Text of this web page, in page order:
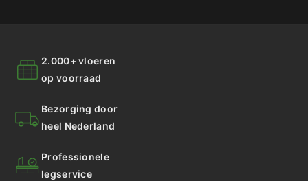
2.000+ vloeren
op voorraad
Bezorging door
heel Nederland
Professionele
legservice